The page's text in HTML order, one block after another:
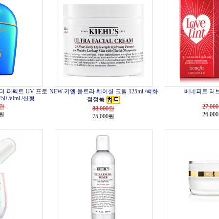
퍼펙트 UV 프로
50ml /신형
NEW 키엘 울트라 훼이셜 크림 125ml /백화
점정품
88,000원
75,000원
베네피트 러
27,000